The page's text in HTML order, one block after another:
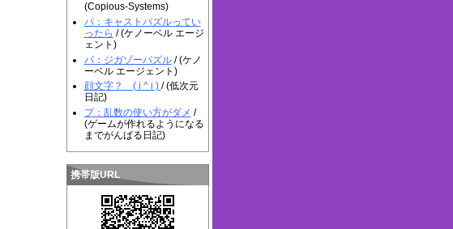
(Copious-Systems)
パ：キャストパズルってい
ったら / (ケノーベル エージ
ェント)
パ：ジガゾーパズル/ (ケノ
ーベル エージェント)
顔文字？ ( i ^ i ) / (低次元
日記)
プ：乱数の使い方がダメ /
(ゲームが作れるようになる
までがんばる日記)
携帯版URL